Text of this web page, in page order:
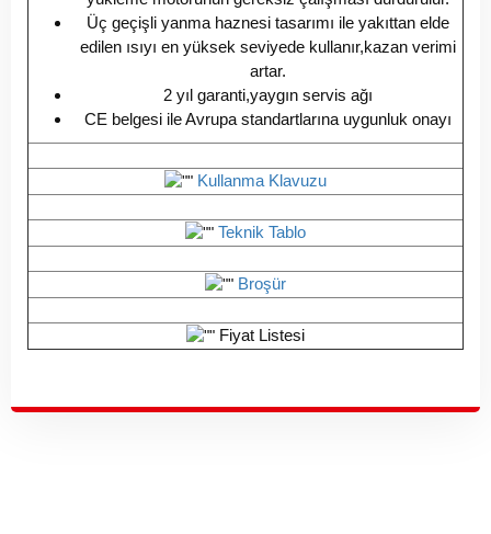
Üç geçişli yanma haznesi tasarımı ile yakıttan elde
edilen ısıyı en yüksek seviyede kullanır,kazan verimi
artar.
2 yıl garanti,yaygın servis ağı
CE belgesi ile Avrupa standartlarına uygunluk onayı
Kullanma Klavuzu
Teknik Tablo
Broşür
Fiyat Listesi